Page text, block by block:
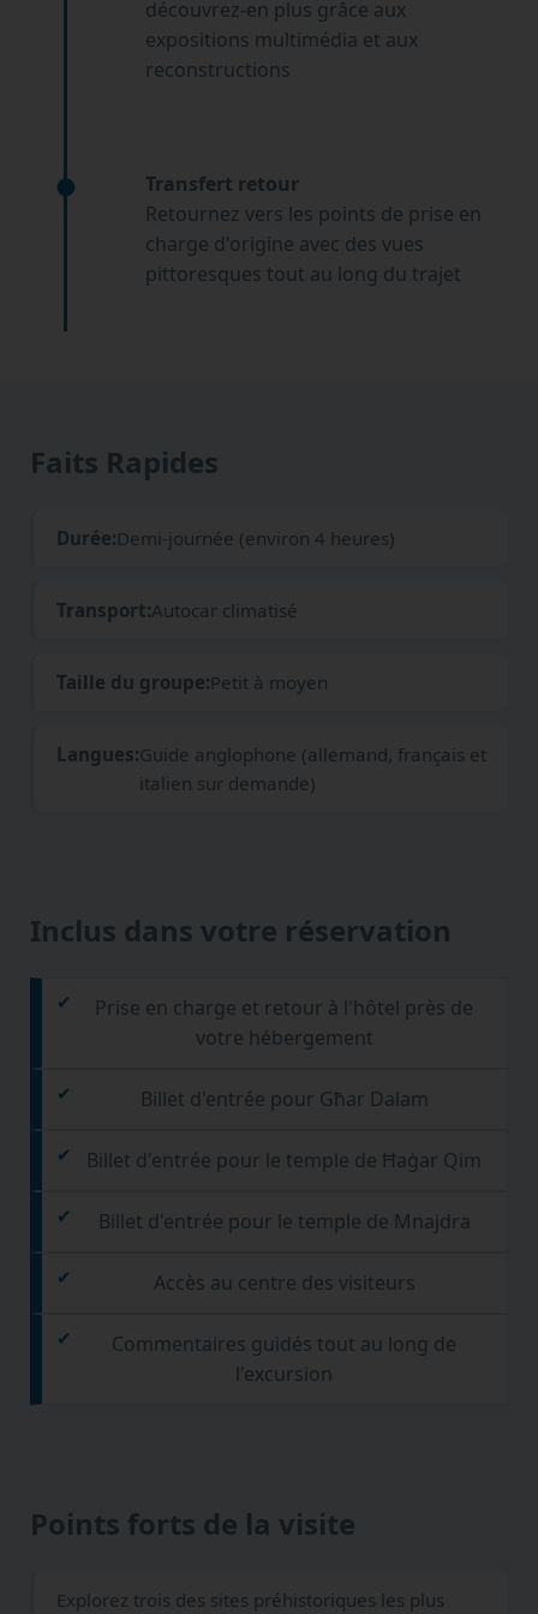
découvrez-en plus grâce aux
expositions multimédia et aux
reconstructions
Transfert retour
Retournez vers les points de prise en
charge d'origine avec des vues
pittoresques tout au long du trajet
Faits Rapides
Durée:Demi-journée (environ 4 heures)
Transport:Autocar climatisé
Taille du groupe:Petit à moyen
Langues:Guide anglophone (allemand, français et
italien sur demande)
Inclus dans votre réservation
Prise en charge et retour à l'hôtel près de
votre hébergement
Billet d'entrée pour Għar Dalam
Billet d'entrée pour le temple de Ħaġar Qim
Billet d'entrée pour le temple de Mnajdra
Accès au centre des visiteurs
Commentaires guidés tout au long de
l'excursion
Points forts de la visite
Explorez trois des sites préhistoriques les plus